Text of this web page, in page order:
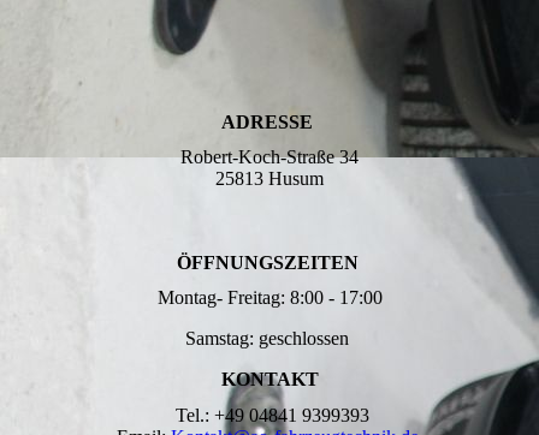
ADRESSE
Robert-Koch-Straße 34
25813 Husum
ÖFFNUNGSZEITEN
Montag- Freitag: 8:00 - 17:00
Samstag: geschlossen
KONTAKT
Tel.: +49 04841 9399393